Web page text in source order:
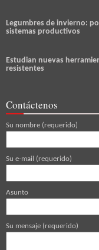
Legumbres de invierno:
sistemas productivos
Estudian nuevas
resistentes
Contáctenos
Su nombre (requerido)
Su e-mail (requerido)
Asunto
Su mensaje (requerido)